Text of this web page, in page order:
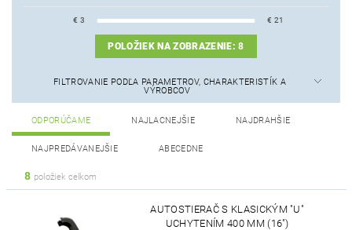
€ 3 € 21
POLOŽIEK NA ZOBRAZENIE:8
FILTROVANIE PODĽA PARAMETROV, CHARAKTERISTÍK A
VÝROBCOV
ODPORÚČAME NAJLACNEJŠIE NAJDRAHŠIE
NAJPREDÁVANEJŠIE ABECEDNE
8 položiek celkom
AUTOSTIERAČ S KLASICKÝM "U"
UCHYTENÍM 400 MM (16")